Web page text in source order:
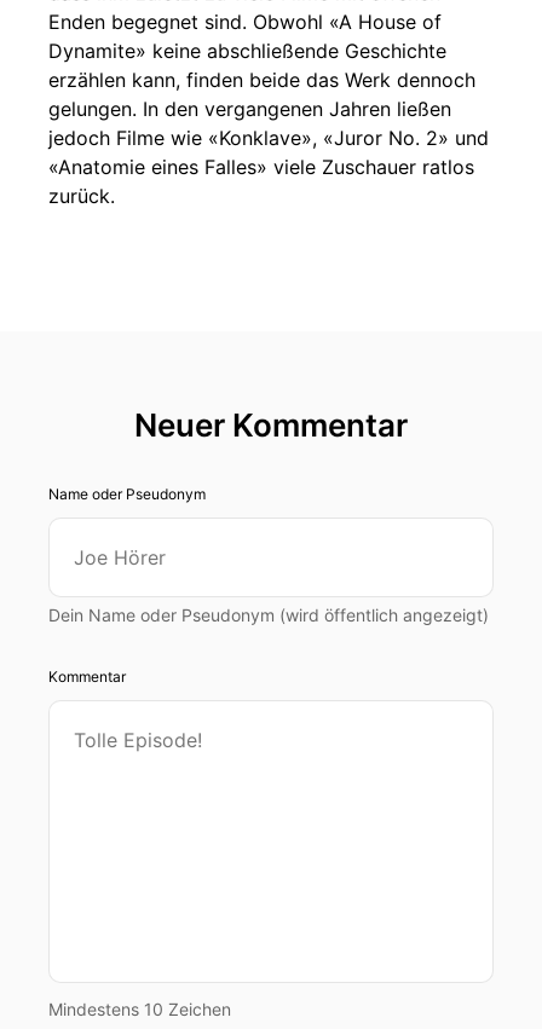
Enden begegnet sind. Obwohl «A House of
Dynamite» keine abschließende Geschichte
erzählen kann, finden beide das Werk dennoch
gelungen. In den vergangenen Jahren ließen
jedoch Filme wie «Konklave», «Juror No. 2» und
«Anatomie eines Falles» viele Zuschauer ratlos
zurück.
Neuer Kommentar
Name oder Pseudonym
Dein Name oder Pseudonym (wird öffentlich angezeigt)
Kommentar
Mindestens 10 Zeichen